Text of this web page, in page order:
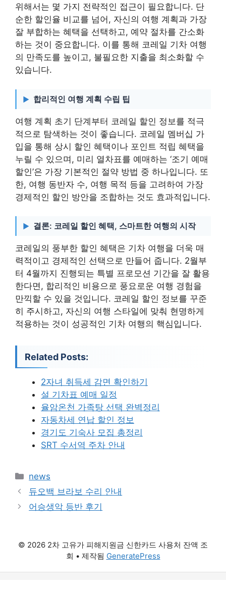
위해서는 몇 가지 전략적인 접근이 필요합니다. 단
순한 할인율 비교를 넘어, 자신의 여행 계획과 가장
잘 부합하는 혜택을 선택하고, 예약 절차를 간소화
하는 것이 중요합니다. 이를 통해 코레일 기차 여행
의 만족도를 높이고, 불필요한 지출을 최소화할 수
있습니다.
합리적인 여행 계획 수립 팁
여행 계획 초기 단계부터 코레일 할인 정보를 적극
적으로 탐색하는 것이 좋습니다. 코레일 멤버십 가
입을 통해 상시 할인 혜택이나 포인트 적립 혜택을
누릴 수 있으며, 미리 열차표를 예매하는 ‘조기 예매
할인’은 가장 기본적인 절약 방법 중 하나입니다. 또
한, 여행 동반자 수, 여행 목적 등을 고려하여 가장
경제적인 할인 방안을 조합하는 것도 효과적입니다.
결론: 코레일 할인 혜택, 스마트한 여행의 시작
코레일의 풍부한 할인 혜택은 기차 여행을 더욱 매
력적이고 경제적인 선택으로 만들어 줍니다. 2월부
터 4월까지 진행되는 특별 프로모션 기간을 잘 활용
한다면, 합리적인 비용으로 풍요로운 여행 경험을
만끽할 수 있을 것입니다. 코레일 할인 정보를 꾸준
히 주시하고, 자신의 여행 스타일에 맞춰 현명하게
적용하는 것이 성공적인 기차 여행의 핵심입니다.
Related Posts:
2자녀 취득세 감면 확인하기
설 기차표 예매 일정
율암온천 가족탕 선택 완벽정리
자동차세 연납 할인 정보
경기도 기숙사 모집 총정리
SRT 수서역 주차 안내
카
테
리
news
듀오백 브라보 수리 안내
어승생악 등반 후기
© 2026 2차 고유가 피해지원금 신한카드 사용처 잔액 조
회 • 제작됨 GeneratePress